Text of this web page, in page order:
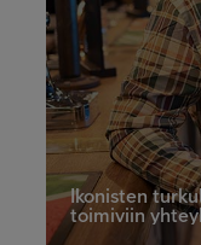
Ikonisten
toimiviin